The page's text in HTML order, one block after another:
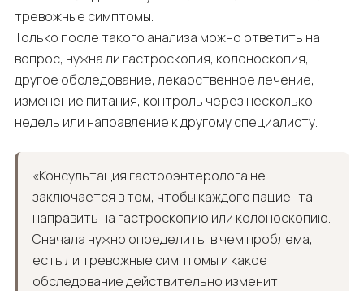
тревожные симптомы.
Только после такого анализа можно ответить на
вопрос, нужна ли гастроскопия, колоноскопия,
другое обследование, лекарственное лечение,
изменение питания, контроль через несколько
недель или направление к другому специалисту.
«Консультация гастроэнтеролога не
заключается в том, чтобы каждого пациента
направить на гастроскопию или колоноскопию.
Сначала нужно определить, в чем проблема,
есть ли тревожные симптомы и какое
обследование действительно изменит